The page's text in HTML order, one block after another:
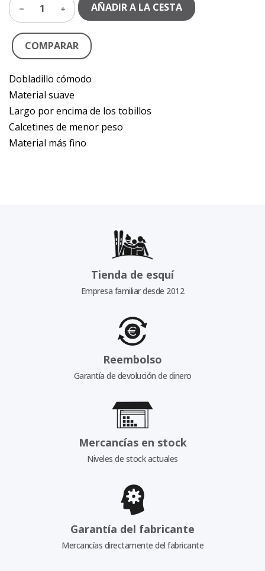
1 AÑADIR A LA CESTA
COMPARAR
Dobladillo cómodo
Material suave
Largo por encima de los tobillos
Calcetines de menor peso
Material más fino
Tienda de esquí
Empresa familiar desde 2012
Reembolso
Garantía de devolución de dinero
Mercancías en stock
Niveles de stock actuales
Garantía del fabricante
Mercancías directamente del fabricante